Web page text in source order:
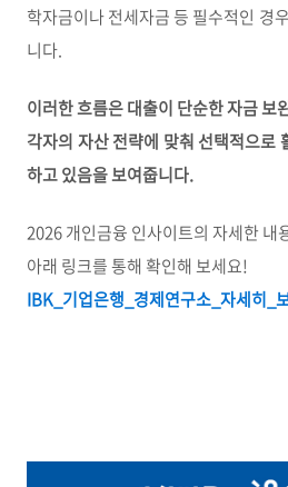
학자금이나 전세자금 등 필수적인 경
니다.
이러한 흐름은 대출이 단순한 자금 보
각자의 자산 전략에 맞춰 선택적으로
하고 있음을 보여줍니다.
2026 개인금융 인사이트의 자세한 내
아래 링크를 통해 확인해 보세요!
IBK_ 기업은행_ 경제연구소_ 자세히_